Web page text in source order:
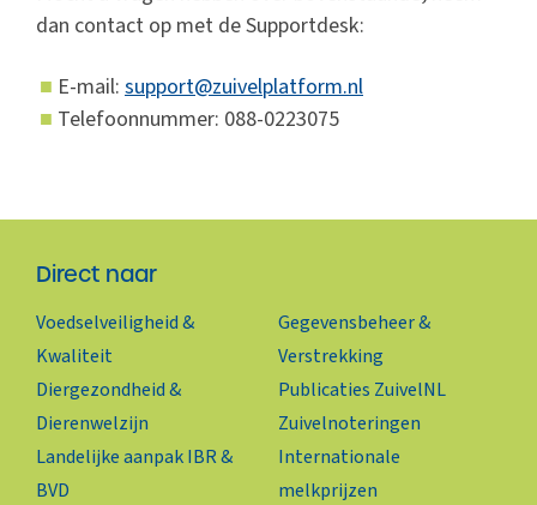
dan contact op met de Supportdesk:
E-mail: support@zuivelplatform.nl
Telefoonnummer: 088-0223075
Direct naar
Voedselveiligheid &
Kwaliteit
Diergezondheid &
Dierenwelzijn
Landelijke aanpak IBR &
BVD
Gegevensbeheer &
Verstrekking
Publicaties ZuivelNL
Zuivelnoteringen
Internationale
melkprijzen